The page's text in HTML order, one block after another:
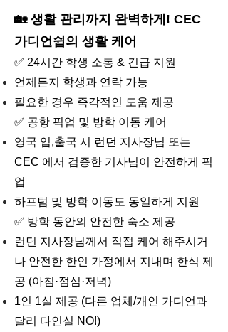
🏡 생활 관리까지 완벽하게! CEC
가디언쉽의 생활 케어
✅ 24시간 학생 소통 & 긴급 지원
언제든지 학생과 연락 가능
필요한 경우 즉각적인 도움 제공
✅ 공항 픽업 및 방학 이동 케어
영국 입,출국 시 런던 지사장님 또는
CEC 에서 검증한 기사님이 안전하게 픽
업
하프텀 및 방학 이동도 동일하게 지원
✅ 방학 동안의 안전한 숙소 제공
런던 지사장님께서 직접 케어 해주시거
나 안전한 한인 가정에서 지내며 한식 제
공 (아침·점심·저녁)
1인 1실 제공 (다른 업체/개인 가디언과
달리 다인실 NO!)